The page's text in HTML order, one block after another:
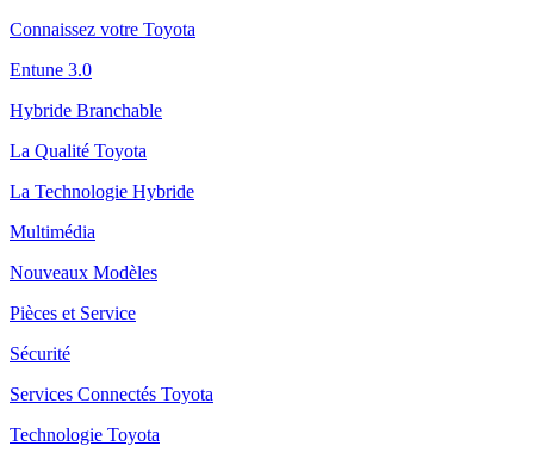
Connaissez votre Toyota
Entune 3.0
Hybride Branchable
La Qualité Toyota
La Technologie Hybride
Multimédia
Nouveaux Modèles
Pièces et Service
Sécurité
Services Connectés Toyota
Technologie Toyota